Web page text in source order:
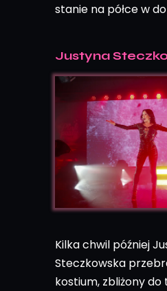
stanie na półce w
Justyna
Kilka chwil później
Steczkowska
kostium, zbliżony